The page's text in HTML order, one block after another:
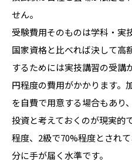
せん。
受験費用そのものは学科・実
国家資格と比べれば決して高
するためには実技講習の受講
円程度の費用がかかります。
を自費で用意する場合もあり
投資と考えておくのが現実的
程度、2級で70%程度とされ
分に手が届く水準です。